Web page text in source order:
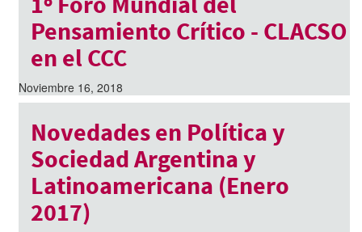
Pensamiento Crítico - CLACSO
en el CCC
Noviembre 16, 2018
Novedades en Política y
Sociedad Argentina y
Latinoamericana (Enero
2017)